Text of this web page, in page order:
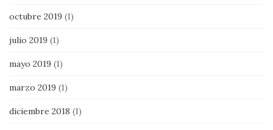
octubre 2019 (1)
julio 2019 (1)
mayo 2019 (1)
marzo 2019 (1)
diciembre 2018 (1)